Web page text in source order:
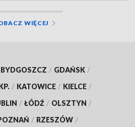
WIĘCEJ
BYDGOSZCZ / GDAŃSK /
/ KATOWICE / KIELCE /
/ ŁÓDŹ / OLSZTYN /
/ RZESZÓW /